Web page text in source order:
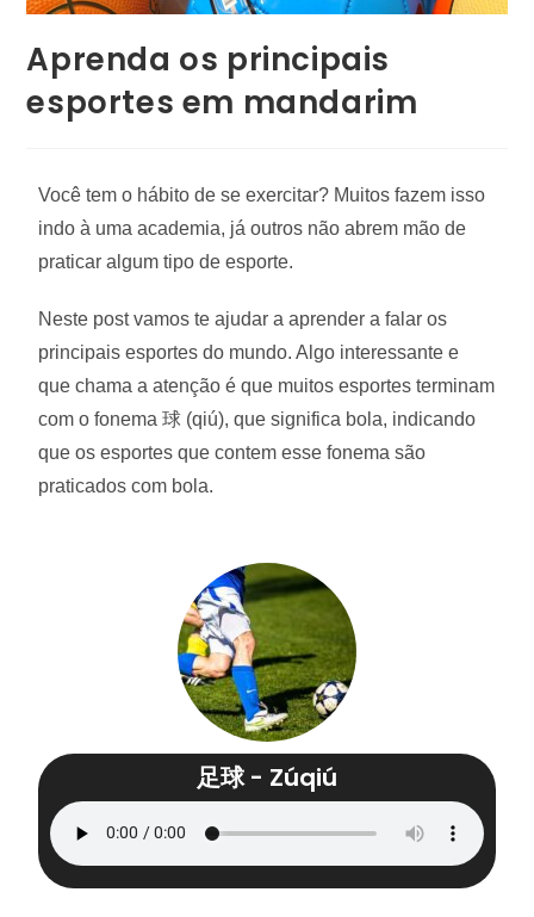
Aprenda os principais
esportes em mandarim
Você tem o hábito de se exercitar? Muitos fazem isso
indo à uma academia, já outros não abrem mão de
praticar algum tipo de esporte.
Neste post vamos te ajudar a aprender a falar os
principais esportes do mundo. Algo interessante e
que chama a atenção é que muitos esportes terminam
com o fonema 球 (qiú), que significa bola, indicando
que os esportes que contem esse fonema são
praticados com bola.
足球 - Zúqiú